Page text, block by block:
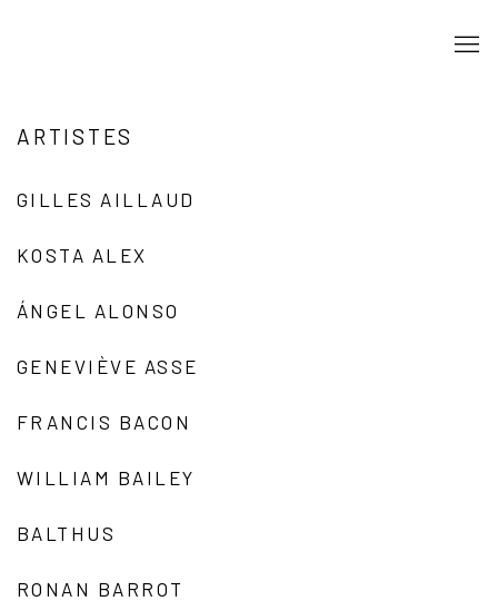
ARTISTES
GILLES AILLAUD
KOSTA ALEX
ÁNGEL ALONSO
GENEVIÈVE ASSE
FRANCIS BACON
WILLIAM BAILEY
BALTHUS
RONAN BARROT